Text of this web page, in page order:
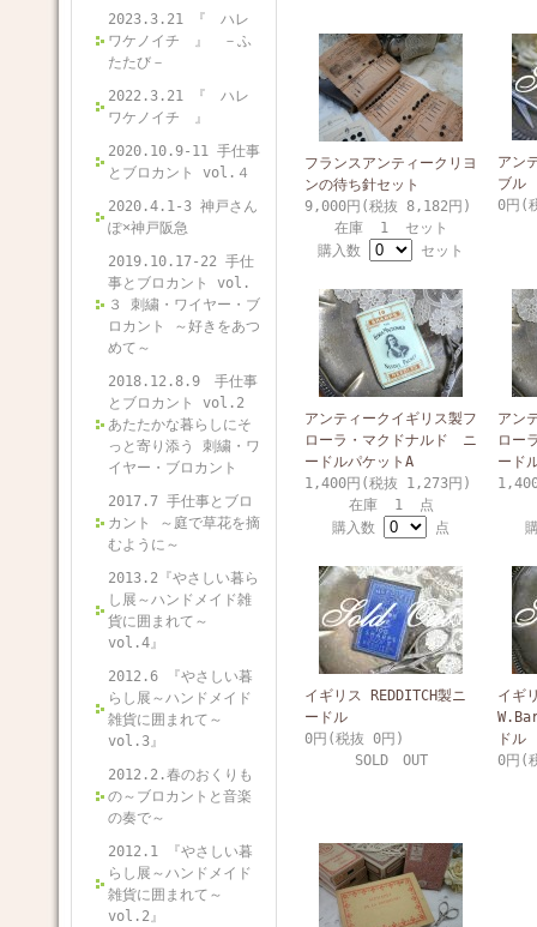
2023.3.21 『 ハレ
ワケノイチ 』 －ふ
たたび－
2022.3.21 『 ハレ
ワケノイチ 』
2020.10.9-11 手仕事
とブロカント vol.４
2020.4.1-3 神戸さん
ぽ×神戸阪急
2019.10.17-22 手仕
事とブロカント vol.
３ 刺繍・ワイヤー・ブ
ロカント ～好きをあつ
めて～
2018.12.8.9 手仕事
とブロカント vol.2
あたたかな暮らしにそ
っと寄り添う 刺繍・ワ
イヤー・ブロカント
2017.7 手仕事とブロ
カント ～庭で草花を摘
むように～
2013.2『やさしい暮ら
し展～ハンドメイド雑
貨に囲まれて～
vol.4』
2012.6 『やさしい暮
らし展～ハンドメイド
雑貨に囲まれて～
vol.3』
2012.2.春のおくりも
の～ブロカントと音楽
の奏で～
2012.1 『やさしい暮
らし展～ハンドメイド
雑貨に囲まれて～
vol.2』
フランスアンティークリヨ
ンの待ち針セット
9,000円(税抜 8,182円)
在庫 1 セット
購入数
セット
アン
ブル
0円(
アンティークイギリス製フ
ローラ・マクドナルド ニ
ードルパケットA
1,400円(税抜 1,273円)
在庫 1 点
購入数
点
アン
ロー
ード
イギリス REDDITCH製ニ
ードル
0円(税抜 0円)
SOLD OUT
イギ
ドル
0円(